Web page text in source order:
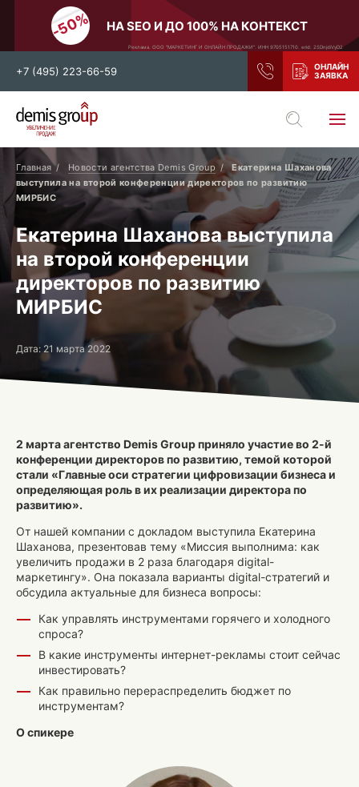
НА SEO И ДО 100% НА КОНТЕКСТ
Реклама. ООО "МАРКЕТИНГ И ОНЛАЙН ПРОДАЖИ". ИНН 9705151710. erid: 2SDnjdiVyD2
+7 (495) 223-66-59
Выберите свой город
Москва
Санкт-Петербург
Нижний Новгород
Тамбов
Воронеж
Тула
Новосибирск
Екатеринбург
Самара
Ростов-на-Дону
Казань
и все регионы РФ
Главная Новости агентства Demis Group
Екатерина Шаханова
выступила на второй конференции директоров по развитию
МИРБИС
Екатерина Шаханова выступила
на второй конференции
директоров по развитию
МИРБИС
Дата: 21 марта 2022
2 марта агентство Demis Group приняло участие во 2-й
конференции директоров по развитию, темой которой
стали «Главные оси стратегии цифровизации бизнеса и
определяющая роль в их реализации директора по
развитию».
От нашей компании с докладом выступила Екатерина
Шаханова, презентовав тему «Миссия выполнима: как
увеличить продажи в 2 раза благодаря digital-
маркетингу». Она показала варианты digital-стратегий и
обсудила актуальные для бизнеса вопросы:
Как управлять инструментами горячего и холодного
спроса?
В какие инструменты интернет-рекламы стоит сейчас
инвестировать?
Как правильно перераспределить бюджет по
инструментам?
О спикере